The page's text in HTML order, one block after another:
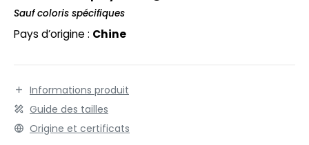
LABEL / TEAR AWAY
ROW
OF THE LOOM VINTAGE
pour personnalisation. Possibilité de 3 en 1 avec le
bodywarmer Réf. PK310. Intérieur filet.
Sauf coloris spécifiques
Pays d’origine : Chine
Informations produit
Guide des tailles
Origine et certificats